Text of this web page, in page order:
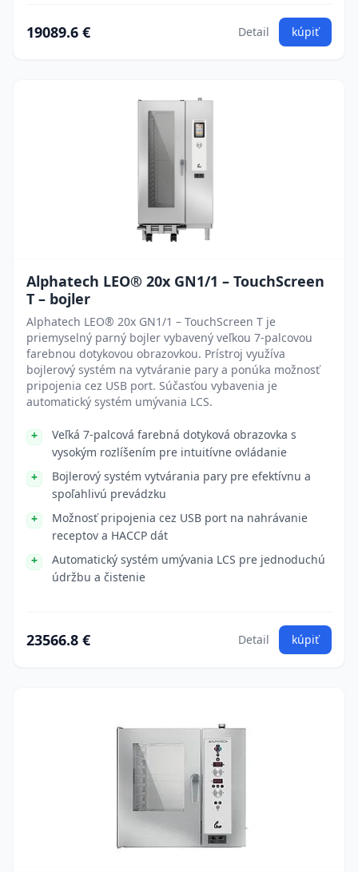
19089.6 € Detail kúpiť
Alphatech LEO® 20x GN1/1 – TouchScreen
T – bojler
Alphatech LEO® 20x GN1/1 – TouchScreen T je
priemyselný parný bojler vybavený veľkou 7-palcovou
farebnou dotykovou obrazovkou. Prístroj využíva
bojlerový systém na vytváranie pary a ponúka možnosť
pripojenia cez USB port. Súčasťou vybavenia je
automatický systém umývania LCS.
Veľká 7-palcová farebná dotyková obrazovka s
vysokým rozlíšením pre intuitívne ovládanie
Bojlerový systém vytvárania pary pre efektívnu a
spoľahlivú prevádzku
Možnosť pripojenia cez USB port na nahrávanie
receptov a HACCP dát
Automatický systém umývania LCS pre jednoduchú
údržbu a čistenie
23566.8 € Detail kúpiť